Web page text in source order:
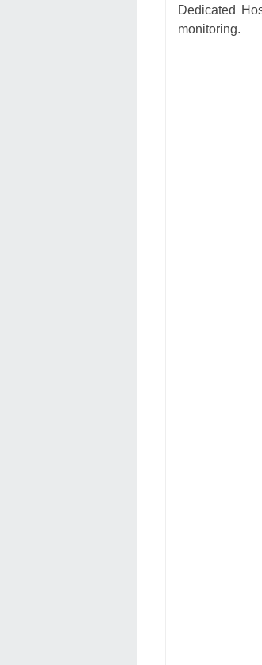
Dedicated
monitoring.